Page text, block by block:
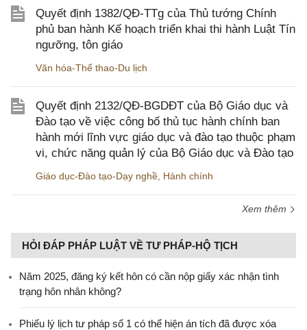
Quyết định 1382/QĐ-TTg của Thủ tướng Chính
phủ ban hành Kế hoạch triển khai thi hành Luật Tín
ngưỡng, tôn giáo
Văn hóa-Thể thao-Du lịch
Quyết định 2132/QĐ-BGDĐT của Bộ Giáo dục và
Đào tạo về việc công bố thủ tục hành chính ban
hành mới lĩnh vực giáo dục và đào tạo thuộc phạm
vi, chức năng quản lý của Bộ Giáo dục và Đào tạo
Giáo dục-Đào tạo-Dạy nghề Hành chính
Xem thêm
HỎI ĐÁP PHÁP LUẬT VỀ TƯ PHÁP-HỘ TỊCH
Năm 2025, đăng ký kết hôn có cần nộp giấy xác nhận tình
trạng hôn nhân không?
Phiếu lý lịch tư pháp số 1 có thể hiện án tích đã được xóa